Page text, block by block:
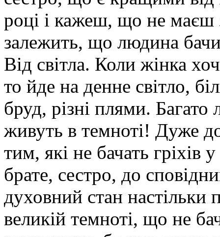
році і кажеш, що не маєш
залежить, що людина
Від світла. Коли жінка
то йде на денне світло,
бруд, різні плями. Багато
живуть в темноті! Дуже
тим, які не бачать
брате, сестро, до
духовний стан настільки
великій темноті, що не